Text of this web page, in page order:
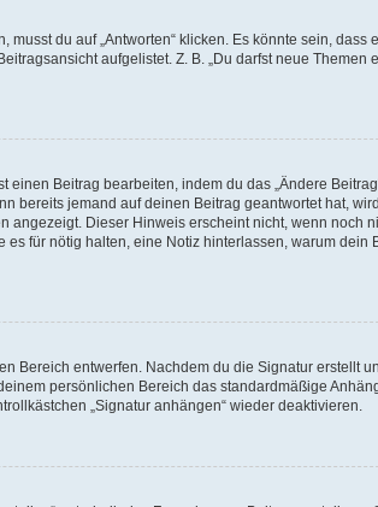
du auf „Antworten“ klicken. Es könnte sein, dass
aufgelistet. Z. B. „Du darfst neue Themen
Beitrag bearbeiten, indem du das „Ändere
bereits jemand auf deinen Beitrag geantwortet hat,
Dieser Hinweis erscheint nicht, wenn noch
für nötig halten, eine Notiz hinterlassen, warum dein
Bereich entwerfen. Nachdem du die Signatur erstellt
persönlichen Bereich das standardmäßige
„Signatur anhängen“ wieder deaktivieren.